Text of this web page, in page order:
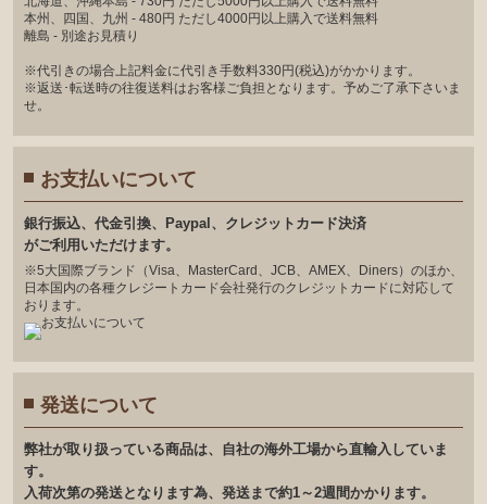
本州、四国、九州 - 480円 ただし4000円以上購入で送料無料
離島 - 別途お見積り
※代引きの場合上記料金に代引き手数料330円(税込)がかかります。
※返送･転送時の往復送料はお客様ご負担となります。予めご了承下さいま
せ。
お支払いについて
銀⾏振込、代⾦引換、Paypal、クレジットカード決済
がご利⽤いただけます。
※5大国際ブランド（Visa、MasterCard、JCB、AMEX、Diners）のほか、
日本国内の各種クレジートカード会社発行のクレジットカードに対応して
おります。
発送について
弊社が取り扱っている商品は、自社の海外工場から直輸入していま
す。
入荷次第の発送となります為、発送まで約1～2週間かかります。